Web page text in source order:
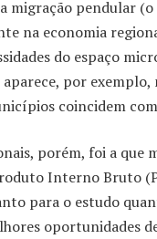
migração pendular
na economia
do espaço
por
coincidem
porém, foi a que
Interno Bruto
para o estudo
oportunidades